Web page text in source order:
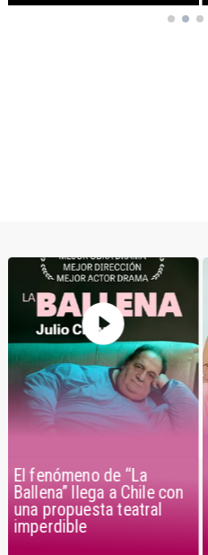
El fenómeno de “La
Ballena” llega a Chile con
una propuesta teatral
imperdible